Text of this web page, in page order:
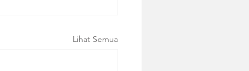
Lihat Semua